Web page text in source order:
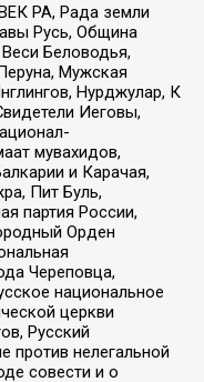
РА, Рада земли
Русь, Община
Беловодья,
Мужская
Нурджулар, К
Иеговы,
мувахидов,
и Карачая,
Пит Буль,
партия России,
Орден
Череповца,
национальное
церкви
Русский
нелегальной
совести и о